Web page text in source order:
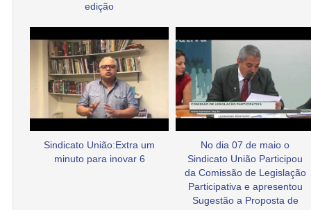
edição
Sindicato União:Extra um
minuto para inovar 6
No dia 07 de maio o
Sindicato União Participou
da Comissão de Legislação
Participativa e apresentou
Sugestão a Proposta de